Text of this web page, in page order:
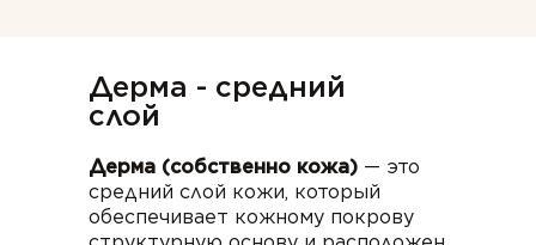
Дерма - средний
слой
Дерма (собственно кожа) — это
средний слой кожи, который
обеспечивает кожному покрову